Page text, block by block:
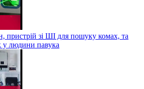
пристрій зі ШІ для пошуку комах, та
у людини павука